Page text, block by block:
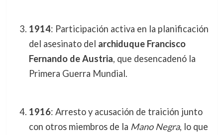
1914: Participación activa en la planificación
del asesinato del archiduque Francisco
Fernando de Austria, que desencadenó la
Primera Guerra Mundial.
1916: Arresto y acusación de traición junto
con otros miembros de la Mano Negra, lo que